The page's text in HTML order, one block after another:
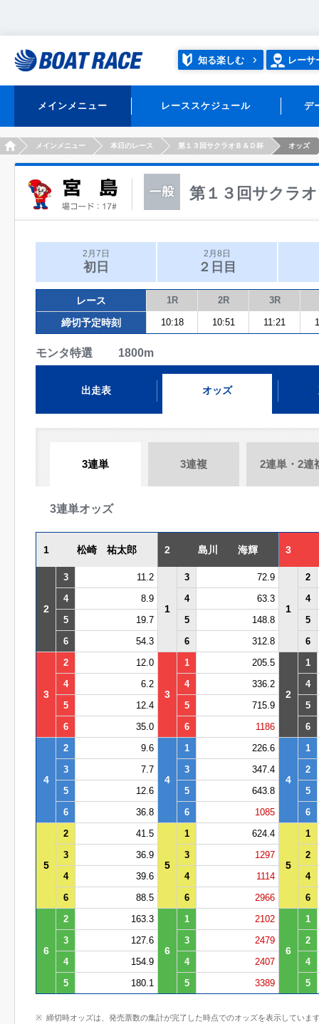
知る楽しむ レーサ
メインメニュー レーススケジュール デ
HOMEメインメニュー 本日のレース 第１３回サクラオＢ＆Ｄ杯 オッズ
第１３回サクラ
2月7日
初日
2月8日
２日目
レース 1R 2R 3R
締切予定時刻 10:18 10:51 11:21
モンタ特選 1800m
出走表 オッズ
3連単 3連複 2連単・2連
3連単オッズ
1 松崎 祐太郎 2 島川 海輝 3
2
3 11.2
1
3 72.9
1
2
4
8.9 4 63.3
4
5
19.7 5 148.8
5
6
54.3 6 312.8 6
3
2 12.0
3
1 205.5
2
1
4
6.2 4 336.2
4
5
12.4 5 715.9
5
6
35.0 6 1186 6
4
2 9.6
4
1 226.6
4
1
3
7.7 3 347.4
2
5
12.6 5 643.8
5
6
36.8 6 1085 6
5
2 41.5
5
1 624.4
5
1
3
36.9 3 1297
2
4
39.6 4 1114
4
6
88.5 6 2966 6
6
2 163.3
6
1 2102
6
1
3
127.6 3 2479
2
4
154.9 4 2407
4
5
180.1 5 3389 5
締切時オッズは、発売票数の集計が完了した時点でのオッズを表示していま